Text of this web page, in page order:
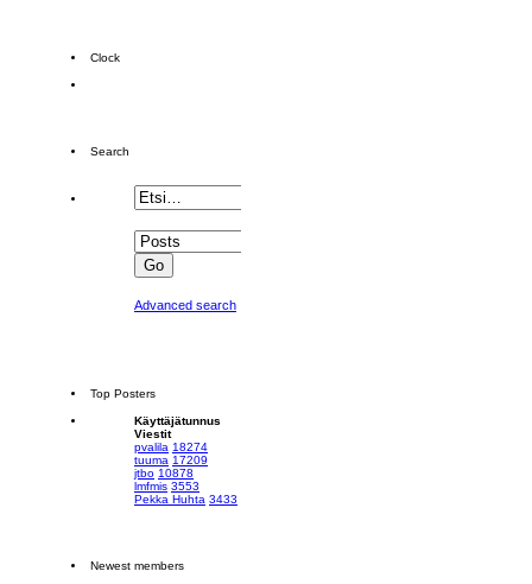
Clock
Search
Advanced search
Top Posters
Käyttäjätunnus
Viestit
pvalila 18274
tuuma 17209
jtbo 10878
lmfmis 3553
Pekka Huhta 3433
Newest members